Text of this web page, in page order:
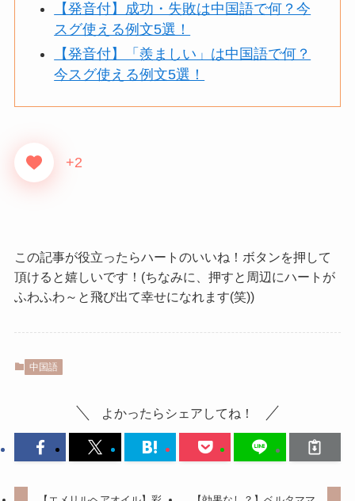
【発音付】成功・失敗は中国語で何？今
スグ使える例文5選！
【発音付】「羨ましい」は中国語で何？
今スグ使える例文5選！
+2
この記事が役立ったらハートのいいね！ボタンを押して
頂けると嬉しいです！(ちなみに、押すと周辺にハートが
ふわふわ～と飛び出て幸せになれます(笑))
中国語
よかったらシェアしてね！